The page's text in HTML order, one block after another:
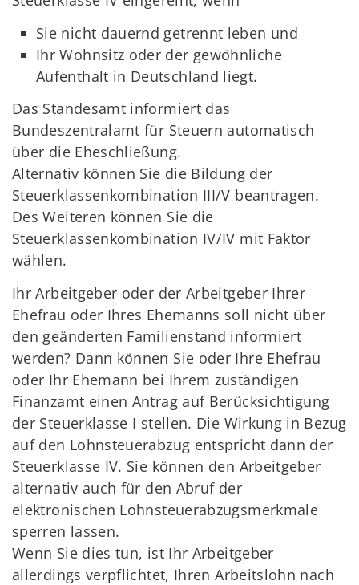
Sie nicht dauernd getrennt leben und
Ihr Wohnsitz oder der gewöhnliche
Aufenthalt in Deutschland liegt.
Das Standesamt informiert das
Bundeszentralamt für Steuern automatisch
über die Eheschließung.
Alternativ können Sie die Bildung der
Steuerklassenkombination III/V beantragen.
Des Weiteren können Sie die
Steuerklassenkombination IV/IV mit Faktor
wählen.
Ihr Arbeitgeber oder der Arbeitgeber Ihrer
Ehefrau oder Ihres Ehemanns soll nicht über
den geänderten Familienstand informiert
werden? Dann können Sie oder Ihre Ehefrau
oder Ihr Ehemann bei Ihrem zuständigen
Finanzamt einen Antrag auf Berücksichtigung
der Steuerklasse I stellen. Die Wirkung in Bezug
auf den Lohnsteuerabzug entspricht dann der
Steuerklasse IV. Sie können den Arbeitgeber
alternativ auch für den Abruf der
elektronischen Lohnsteuerabzugsmerkmale
sperren lassen.
Wenn Sie dies tun, ist Ihr Arbeitgeber
allerdings verpflichtet, Ihren Arbeitslohn nach